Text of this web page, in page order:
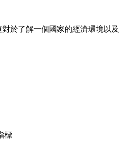
於了解一個國家的經濟環境以及
標